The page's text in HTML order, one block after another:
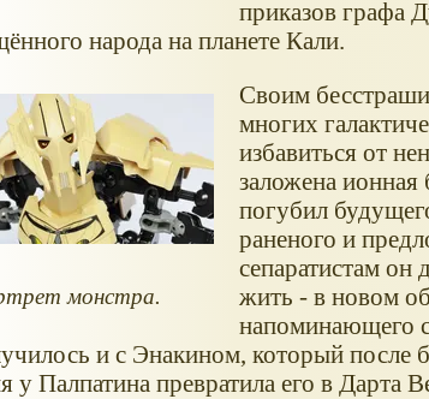
приказов графа
народа на планете Кали.
монстра.
Своим
многих
избавиться от
заложена ионная
погубил
раненого и
сепаратистам он
жить - в новом
напоминающего
и с Энакином, который после
у Палпатина превратила его в Дарта